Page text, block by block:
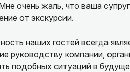
очень жаль, что ваша
от экскурсии.
наших гостей всегда
руководству компании,
подобных ситуаций в